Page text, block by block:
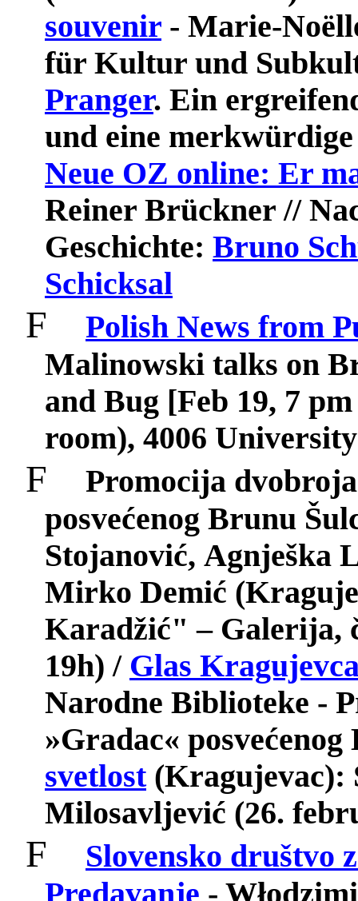
souvenir - Marie-
für Kultur und
Pranger. Ein
und eine
Neue OZ online: Er
Reiner Brückner //
Geschichte: Bruno
Schicksal
F
Polish News from
Malinowski talks on
and Bug [Feb 19, 7
room), 4006 University
F Promocija dvobroja
posvećenog Brunu Š
Stojanović, Agnješka
Mirko Demić (
Karadžić" – Galerija,
19h) / Glas
Narodne Biblioteke -
»Gradac«
svetlost(Kragujevac):
Milosavljević (26.
F
Slovensko društvo
Predavanje -